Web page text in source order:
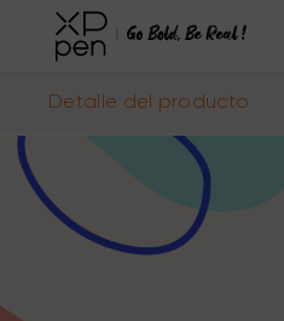
Detalle del producto